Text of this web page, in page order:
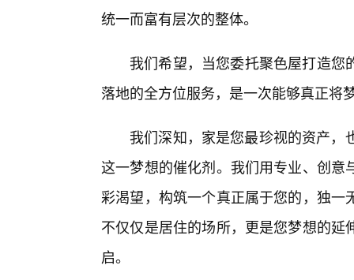
统一而富有层次的整体。
我们希望，当您委托聚色屋打造
落地的全方位服务，是一次能够真正将
我们深知，家是您最珍视的资产
这一梦想的催化剂。我们用专业、创
彩渴望，构筑一个真正属于您的，独
不仅仅是居住的场所，更是您梦想的
启。